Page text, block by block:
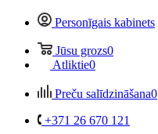
Personīgais kabinets
Jūsu grozs0
Atliktie0
Preču salīdzināšana0
+371 26 670 121